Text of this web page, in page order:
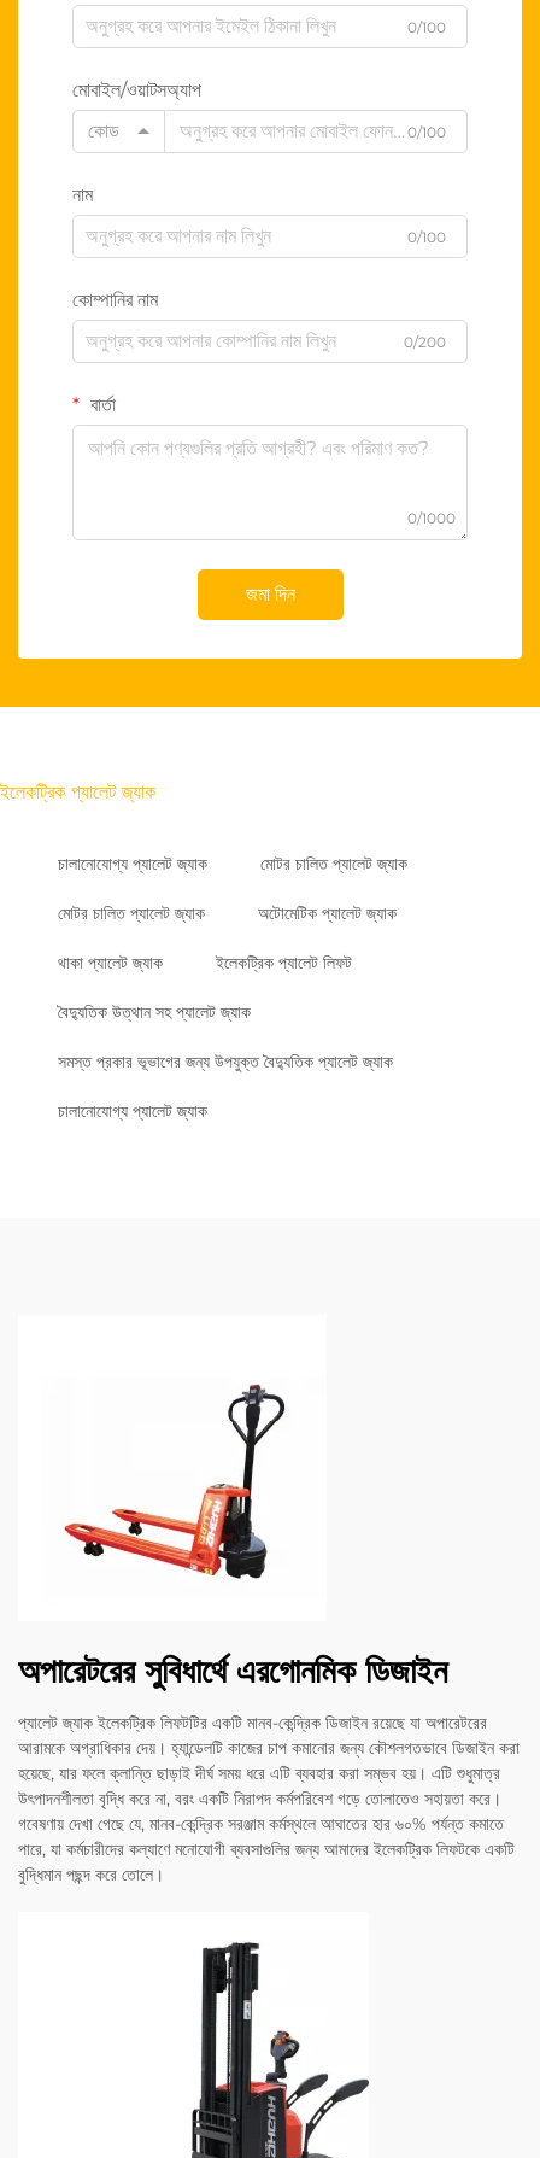
0/100
মোবাইল/ওয়াটসঅ্যাপ
কোড
0/100
নাম
0/100
কোম্পানির নাম
0/200
বার্তা
0/1000
জমা দিন
ইলেকট্রিক প্যালেট জ্যাক
চালানোযোগ্য প্যালেট জ্যাক মোটর চালিত প্যালেট জ্যাক
মোটর চালিত প্যালেট জ্যাক অটোমেটিক প্যালেট জ্যাক
থাকা প্যালেট জ্যাক ইলেকট্রিক প্যালেট লিফট
বৈদ্যুতিক উত্থান সহ প্যালেট জ্যাক
সমস্ত প্রকার ভূভাগের জন্য উপযুক্ত বৈদ্যুতিক প্যালেট জ্যাক
চালানোযোগ্য প্যালেট জ্যাক
অপারেটরের সুবিধার্থে এরগোনমিক ডিজাইন
প্যালেট জ্যাক ইলেকট্রিক লিফটটির একটি মানব-কেন্দ্রিক ডিজাইন রয়েছে যা অপারেটরের
আরামকে অগ্রাধিকার দেয়। হ্যান্ডেলটি কাজের চাপ কমানোর জন্য কৌশলগতভাবে ডিজাইন করা
হয়েছে, যার ফলে ক্লান্তি ছাড়াই দীর্ঘ সময় ধরে এটি ব্যবহার করা সম্ভব হয়। এটি শুধুমাত্র
উৎপাদনশীলতা বৃদ্ধি করে না, বরং একটি নিরাপদ কর্মপরিবেশ গড়ে তোলাতেও সহায়তা করে।
গবেষণায় দেখা গেছে যে, মানব-কেন্দ্রিক সরঞ্জাম কর্মস্থলে আঘাতের হার ৬০% পর্যন্ত কমাতে
পারে, যা কর্মচারীদের কল্যাণে মনোযোগী ব্যবসাগুলির জন্য আমাদের ইলেকট্রিক লিফটকে একটি
বুদ্ধিমান পছন্দ করে তোলে।